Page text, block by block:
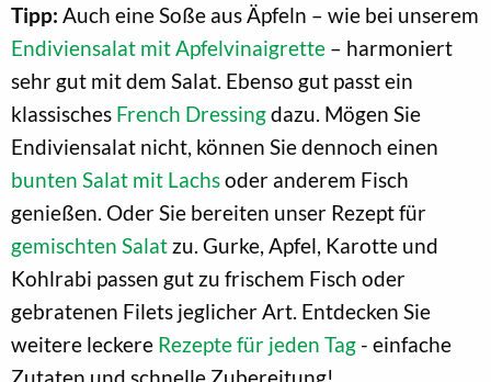
Tipp: Auch eine Soße aus Äpfeln – wie bei unserem
Endiviensalat mit Apfelvinaigrette – harmoniert
sehr gut mit dem Salat. Ebenso gut passt ein
klassisches French Dressingdazu. Mögen Sie
Endiviensalat nicht, können Sie dennoch einen
bunten Salat mit Lachsoder anderem Fisch
genießen. Oder Sie bereiten unser Rezept für
gemischten Salat zu. Gurke, Apfel, Karotte und
Kohlrabi passen gut zu frischem Fisch oder
gebratenen Filets jeglicher Art. Entdecken Sie
weitere leckere Rezepte für jeden Tag - einfache
Zutaten und schnelle Zubereitung!